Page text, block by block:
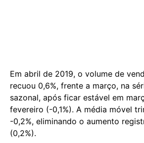
Em abril de 2019, o volume de
recuou 0,6%, frente a março, na
sazonal, após ficar estável em
fevereiro (-0,1%). A média móvel
-0,2%, eliminando o aumento
(0,2%).